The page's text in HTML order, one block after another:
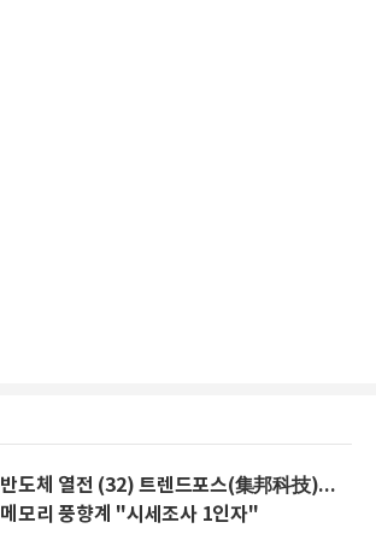
반도체 열전 (32) 트렌드포스(集邦科技)...
메모리 풍향계 "시세조사 1인자"